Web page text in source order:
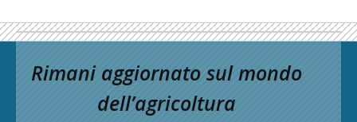
Rimani aggiornato sul mondo
dell’agricoltura